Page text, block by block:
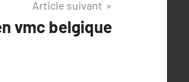
Article suivant
vmc belgique